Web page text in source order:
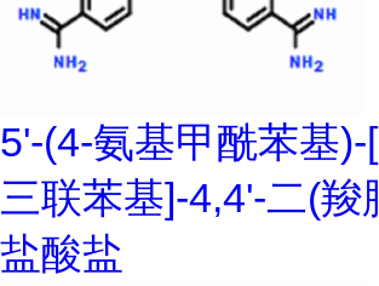
5'-(4-氨基甲酰苯基)-
三联苯基]-4,4'-二(羧
盐酸盐